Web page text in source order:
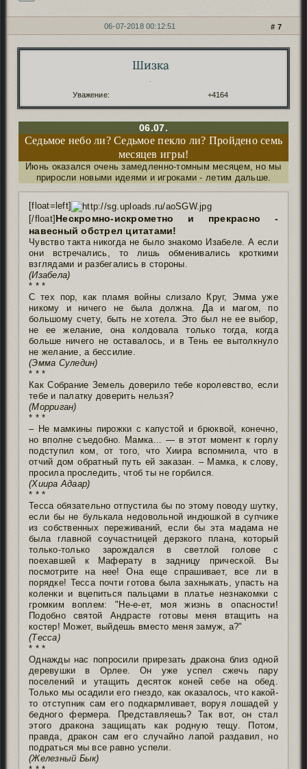
7
06-07-2018 00:12:51
Шизка
.
Уважение: +4164
06.07.
Седьмое небо ли? Седьмое пекло ли? Пройдено семь
месяцев игры!
Июнь оказался очень замедленно-томным месяцем, но мы
приросли новыми идеями и игроками - летим дальше.
[float=left]
[/float] Нескромно-искрометно и прекрасно -
навесный обстрел цитатами!
Чувство такта никогда не было знакомо Изабеле. А если
они встречались, то лишь обменивались кроткими
взглядами и разбегались в стороны.
(Изабела)
* * *
С тех пор, как пламя войны слизало Круг, Эмма уже
никому и ничего не была должна. Да и магом, по
большому счету, быть не хотела. Это был не ее выбор,
не ее желание, она колдовала только тогда, когда
больше ничего не оставалось, и в Тень ее вытолкнуло
не желание, а бессилие.
(Эмма Суледин)
* * *
Как Собрание Земель доверило тебе королевство, если
тебе и палатку доверить нельзя?
(Морриган)
* * *
– Не мамкины пирожки с капустой и брюквой, конечно,
но вполне съедобно. Мамка… — в этот момент к горлу
подступил ком, от того, что Хиира вспомнила, что в
отчий дом обратный путь ей заказан. – Мамка, к слову,
просила проследить, чтоб ты не горбился.
(Хиира Адаар)
* * *
Тесса обязательно отпустила бы по этому поводу шутку,
если бы не булькала недовольной индюшкой в супчике
из собственных переживаний, если бы эта мадама не
была главной соучастницей дерзкого плана, который
только-только зарождался в светлой голове с
поехавшей к Маферату в задницу прической. Вы
посмотрите на нее! Она еще спрашивает, все ли в
порядке! Тесса почти готова была захныкать, упасть на
коленки и вцепиться пальцами в платье незнакомки с
громким воплем: "Не-е-ет, моя жизнь в опасности!
Подобно святой Андрасте готовы меня втащить на
костер! Может, выйдешь вместо меня замуж, а?"
(Тесса)
* * *
Однажды нас попросили прирезать дракона близ одной
деревушки в Орлее. Он уже успел сжечь пару
поселений и утащить десяток коней себе на обед.
Только мы осадили его гнездо, как оказалось, что какой-
то отступник сам его подкармливает, воруя лошадей у
бедного фермера. Представляешь? Так вот, он стал
этого дракона защищать как родную тещу. Потом,
правда, дракон сам его случайно лапой раздавил, но
подраться мы все равно успели.
(Железный Бык)